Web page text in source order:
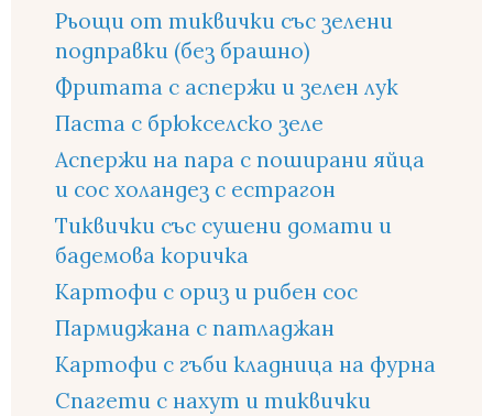
Рьощи от тиквички със зелени
подправки (без брашно)
Фритата с аспержи и зелен лук
Паста с брюкселско зеле
Аспержи на пара с поширани яйца
и сос холандез с естрагон
Тиквички със сушени домати и
бадемова коричка
Картофи с ориз и рибен сос
Пармиджана с патладжан
Картофи с гъби кладница на фурна
Спагети с нахут и тиквички